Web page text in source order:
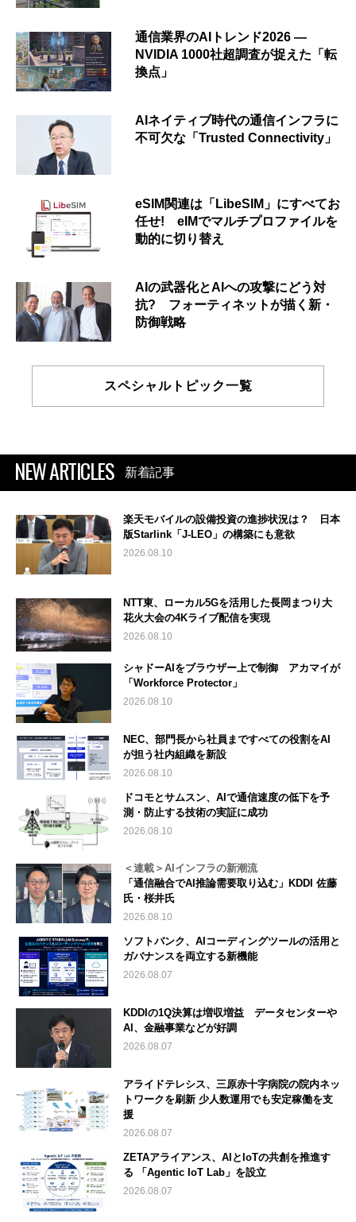
通信業界のAIトレンド2026 ―
NVIDIA 1000社超調査が捉えた「転
換点」
AIネイティブ時代の通信インフラに
不可欠な「Trusted Connectivity」
eSIM関連は「LibeSIM」にすべてお
任せ! eIMでマルチプロファイルを
動的に切り替え
AIの武器化とAIへの攻撃にどう対
抗? フォーティネットが描く新・
防御戦略
スペシャルトピック一覧
NEW ARTICLES 新着記事
楽天モバイルの設備投資の進捗状況は？ 日本
版Starlink「J-LEO」の構築にも意欲
2026.08.10
NTT東、ローカル5Gを活用した長岡まつり大
花火大会の4Kライブ配信を実現
2026.08.10
シャドーAIをブラウザー上で制御 アカマイが
「Workforce Protector」
2026.08.10
NEC、部門長から社員まですべての役割をAI
が担う社内組織を新設
2026.08.10
ドコモとサムスン、AIで通信速度の低下を予
測・防止する技術の実証に成功
2026.08.10
＜連載＞AIインフラの新潮流
「通信融合でAI推論需要取り込む」KDDI 佐藤
氏・桜井氏
2026.08.10
ソフトバンク、AIコーディングツールの活用と
ガバナンスを両立する新機能
2026.08.07
KDDIの1Q決算は増収増益 データセンターや
AI、金融事業などが好調
2026.08.07
アライドテレシス、三原赤十字病院の院内ネッ
トワークを刷新 少人数運用でも安定稼働を支
援
2026.08.07
ZETAアライアンス、AIとIoTの共創を推進す
る 「Agentic IoT Lab」を設立
2026.08.07